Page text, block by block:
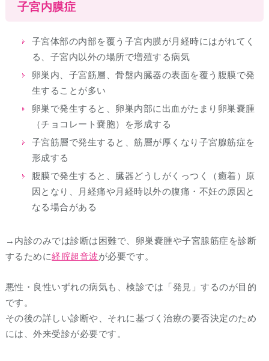
子宮内膜症
子宮体部の内部を覆う子宮内膜が月経時にはがれてく
る、子宮内以外の場所で増殖する病気
卵巣内、子宮筋層、骨盤内臓器の表面を覆う腹膜で発
生することが多い
卵巣で発生すると、卵巣内部に出血がたまり卵巣嚢腫
（チョコレート嚢胞）を形成する
子宮筋層で発生すると、筋層が厚くなり子宮腺筋症を
形成する
腹膜で発生すると、臓器どうしがくっつく（癒着）原
因となり、月経痛や月経時以外の腹痛・不妊の原因と
なる場合がある
→内診のみでは診断は困難で、卵巣嚢腫や子宮腺筋症を診断
するために経腟超音波が必要です。
悪性・良性いずれの病気も、検診では「発見」するのが目的
です。
その後の詳しい診断や、それに基づく治療の要否決定のため
には、外来受診が必要です。